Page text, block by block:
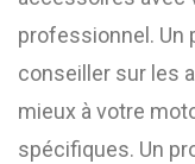
professionnel. Un
conseiller sur les
mieux à votre
spécifiques. Un